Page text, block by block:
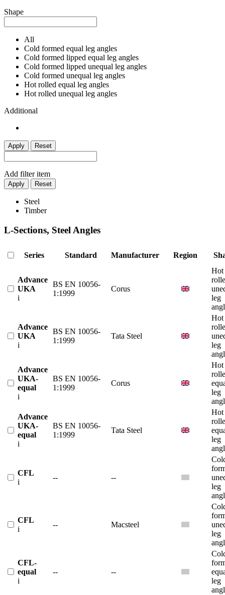
Shape
All
Cold formed equal leg angles
Cold formed lipped equal leg angles
Cold formed lipped unequal leg angles
Cold formed unequal leg angles
Hot rolled equal leg angles
Hot rolled unequal leg angles
Additional
Apply Reset
Add filter item
Apply Reset
Steel
Timber
L-Sections, Steel Angles
Series Standard Manufacturer Region
Advance
UKA
i
BS EN 10056-
1:1999
Corus
Hot
leg
Advance
UKA
i
BS EN 10056-
1:1999
Tata Steel
Hot
leg
Advance
UKA-
equal
i
BS EN 10056-
1:1999
Corus
Hot
leg
Advance
UKA-
equal
i
BS EN 10056-
1:1999
Tata Steel
Hot
leg
CFL
i
-- --
leg
CFL
i
-- Macsteel
leg
CFL-
equal
i
-- --
leg